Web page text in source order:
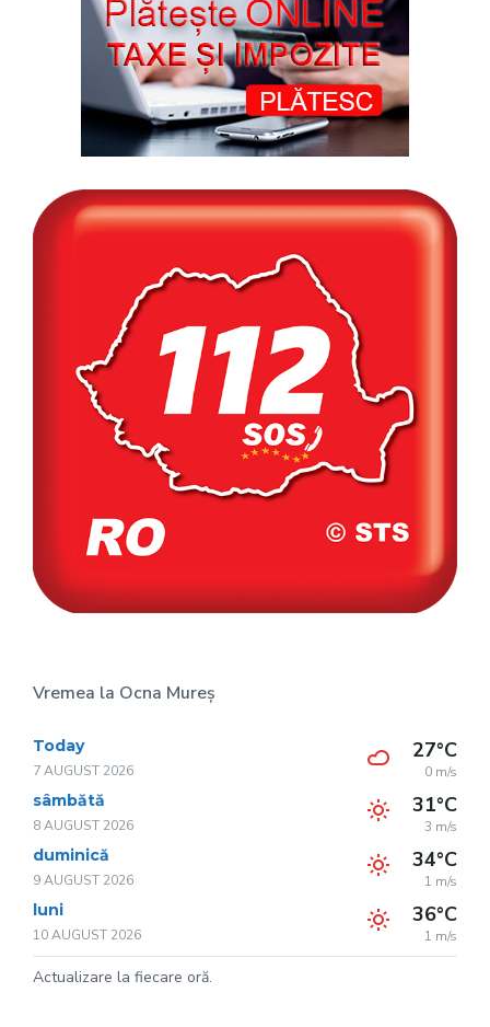
Vremea la Ocna Mureș
Today
7 AUGUST 2026
27°C
0 m/s
sâmbătă
8 AUGUST 2026
31°C
3 m/s
duminică
9 AUGUST 2026
34°C
1 m/s
luni
10 AUGUST 2026
36°C
1 m/s
Actualizare la fiecare oră.